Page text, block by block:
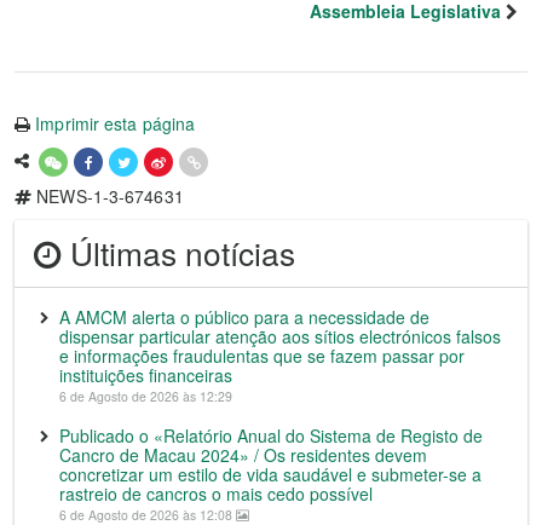
Assembleia Legislativa
Imprimir esta página
NEWS-1-3-674631
Últimas notícias
A AMCM alerta o público para a necessidade de
dispensar particular atenção aos sítios electrónicos falsos
e informações fraudulentas que se fazem passar por
instituições financeiras
6 de Agosto de 2026 às 12:29
Publicado o «Relatório Anual do Sistema de Registo de
Cancro de Macau 2024» / Os residentes devem
concretizar um estilo de vida saudável e submeter-se a
rastreio de cancros o mais cedo possível
6 de Agosto de 2026 às 12:08